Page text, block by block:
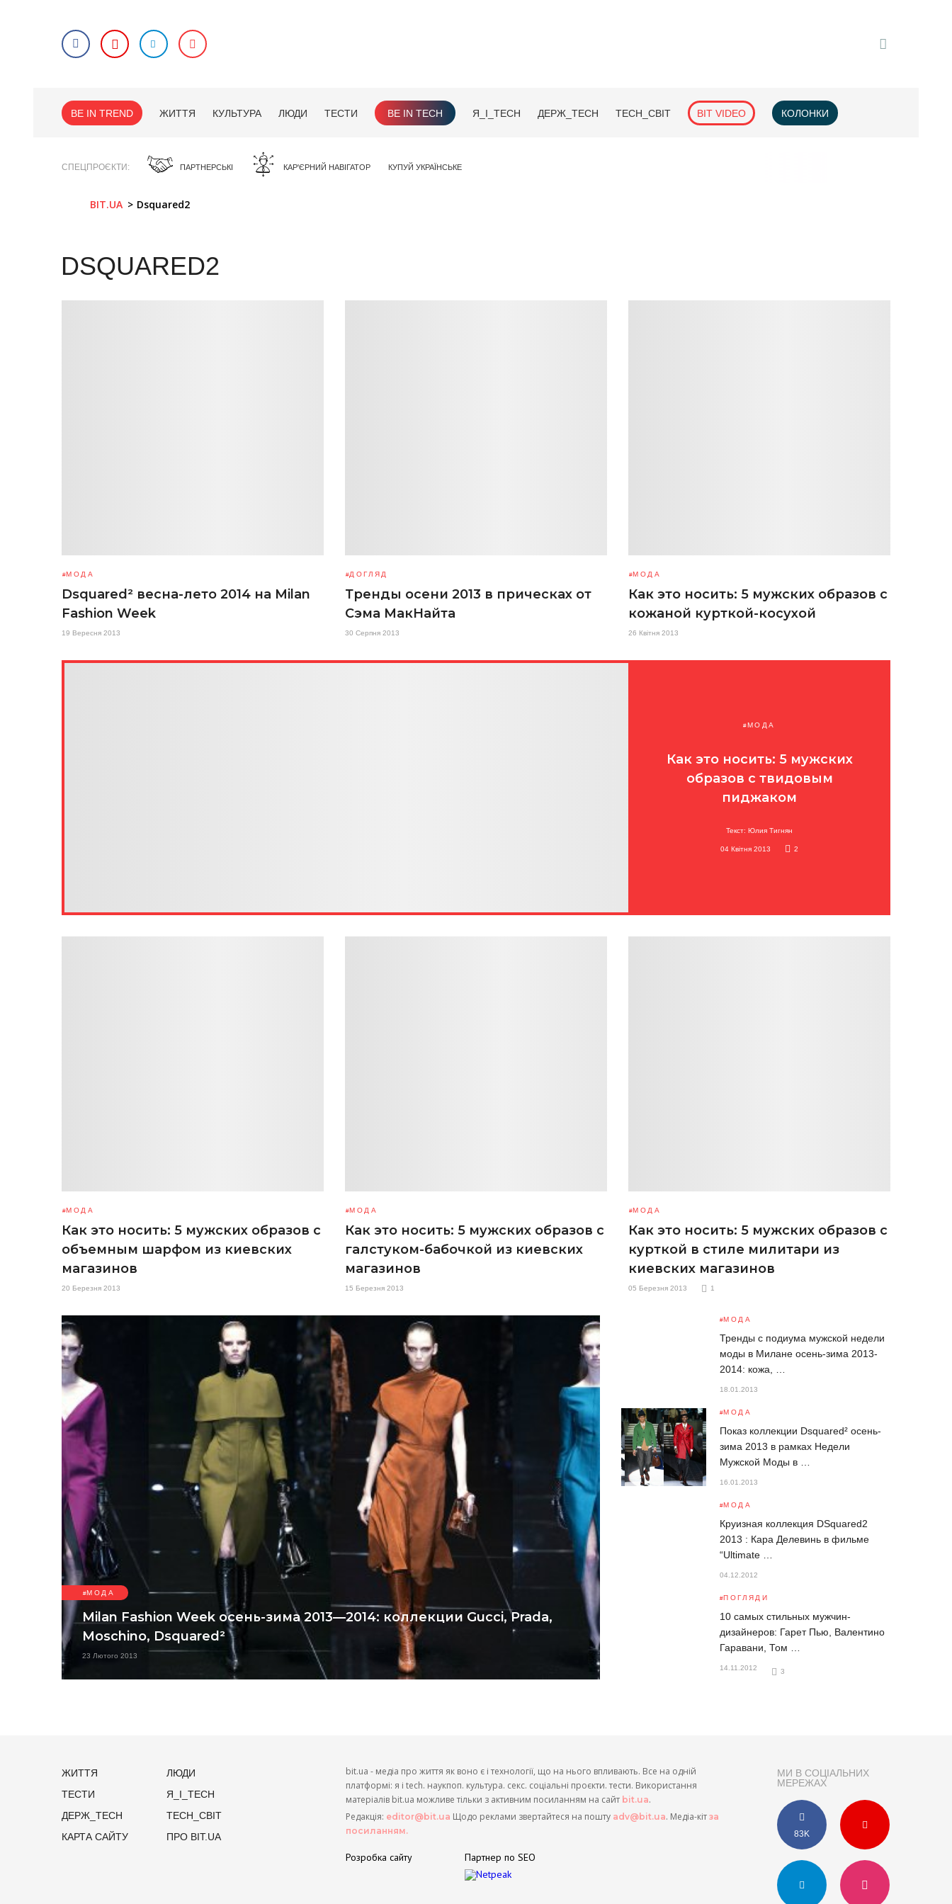
BE IN TREND ЖИТТЯ КУЛЬТУРА ЛЮДИ ТЕСТИ BE IN TECH Я_І_TECH ДЕРЖ_TECH TECH_СВІТ BIT VIDEO КОЛОНКИ
СПЕЦПРОЄКТИ ПАРТНЕРСЬКІ КАР'ЄРНИЙ НАВІГАТОР КУПУЙ УКРАЇНСЬКЕ
BIT.UA Dsquared2
DSQUARED2
МОДА
Dsquared² весна-лето 2014 на Milan
Fashion Week
19 Вересня 2013
ДОГЛЯД
Тренды осени 2013 в прическах от
Сэма МакНайта
30 Серпня 2013
МОДА
Как это носить: 5 мужских образов с
кожаной курткой-косухой
26 Квітня 2013
МОДА
Как это носить: 5 мужских
образов с твидовым
пиджаком
Текст: Юлия Тигнян
04 Квітня 2013 2
МОДА
Как это носить: 5 мужских образов с
объемным шарфом из киевских
магазинов
20 Березня 2013
МОДА
Как это носить: 5 мужских образов с
галстуком-бабочкой из киевских
магазинов
15 Березня 2013
МОДА
Как это носить: 5 мужских образов с
курткой в стиле милитари из
киевских магазинов
05 Березня 2013 1
МОДА
Milan Fashion Week осень-зима 2013—2014: коллекции Gucci, Prada,
Moschino, Dsquared²
23 Лютого 2013
МОДА
Тренды с подиума мужской недели
моды в Милане осень-зима 2013-
2014: кожа, …
18.01.2013
МОДА
Показ коллекции Dsquared² осень-
зима 2013 в рамках Недели
Мужской Моды в …
16.01.2013
МОДА
Круизная коллекция DSquared2
2013 : Кара Делевинь в фильме
“Ultimate …
04.12.2012
ПОГЛЯДИ
10 самых стильных мужчин-
дизайнеров: Гарет Пью, Валентино
Гаравани, Том …
14.11.2012
3
ЖИТТЯ
ЛЮДИ
ТЕСТИ
Я_І_TECH
ДЕРЖ_TECH
TECH_СВІТ
КАРТА САЙТУ
ПРО BIT.UA
МИ В СОЦІАЛЬНИХ
МЕРЕЖАХ
83K
bit.ua - медіа про життя як воно є і технології, що на нього впливають. Все на одній
платформі: я і tech. наукпоп. культура. секс. соціальні проєкти. тести. Використання
матеріалів bit.ua можливе тільки з активним посиланням на сайт bit.ua.
Редакція: editor@bit.ua Щодо реклами звертайтеся на пошту adv@bit.ua. Медіа-кіт за
посиланням.
Розробка сайту Партнер по SEO